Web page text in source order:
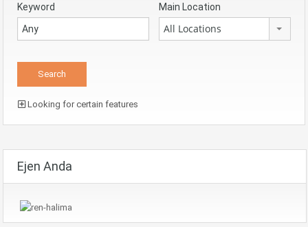
Keyword Main Location
All Locations
Looking for certain features
Ejen Anda